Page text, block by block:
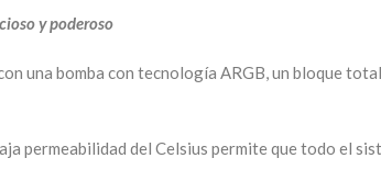
y poderoso
una bomba con tecnología ARGB, un bloque
permeabilidad del Celsius permite que todo el